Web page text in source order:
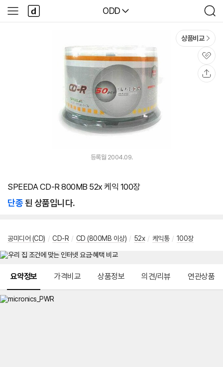
다나와
ODD
검
색
사
이
다
나
와
상품비교
관
심
등록월 2004.09.
SPEEDA CD-R 800MB 52x 케익 100장
단종된 상품입니다.
공미디어 (CD) / CD-R / CD (800MB 이상) / 52x / 케익통 / 100장
요약정보 가격비교 상품정보 의견/리뷰 연관상품